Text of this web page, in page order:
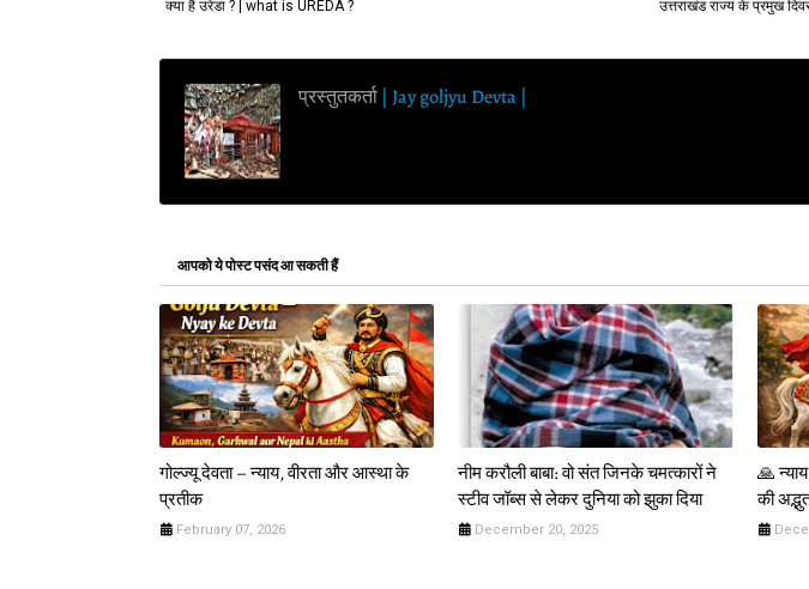
उत्तराखंड राज्य के प्रमुख
क्या है उरेडा ? | what is UREDA ?
प्रस्तुतकर्ता | Jay goljyu Devta |
आपको ये पोस्ट पसंद आ सकती हैं
गोल्ज्यू देवता – न्याय, वीरता और आस्था के
प्रतीक
February 07, 2026
नीम करौली बाबा: वो संत जिनके चमत्कारों ने
स्टीव जॉब्स से लेकर दुनिया को झुका दिया
December 20, 2025
🙏
की